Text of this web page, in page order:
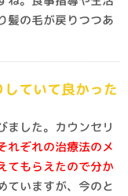
髪の毛が戻りつつあ
ていて良かった
ました。カウンセリ
れぞれの治療法のメ
てもらえたので分か
ていますが、今のと